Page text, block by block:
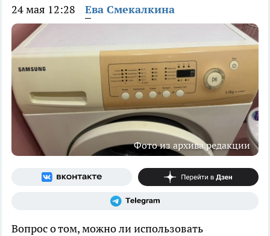
24 мая 12:28 Ева Смекалкина
Фото из архива редакции
Вопрос о том, можно ли использовать